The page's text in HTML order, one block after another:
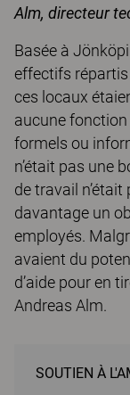
Alm, directeur
Basée à
effectifs
ces locaux
aucune fonction
formels ou
n’était pas une
de travail
davantage un
employés.
avaient du
d’aide pour en
Andreas Alm.
SOUTIEN À